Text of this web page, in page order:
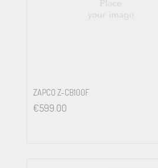
Įėjimo jautrumas: .25v to 5v
ZAPCO Z-CB100F
€599.00